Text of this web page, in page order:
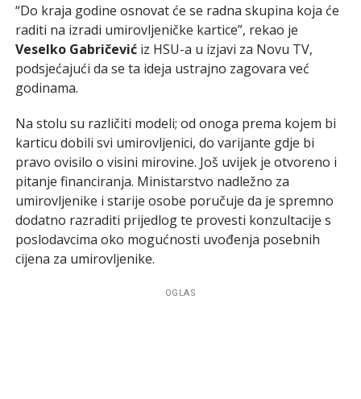
“Do kraja godine osnovat će se radna skupina koja će
raditi na izradi umirovljeničke kartice”, rekao je
Veselko Gabričevićiz HSU-a u izjavi za Novu TV,
podsjećajući da se ta ideja ustrajno zagovara već
godinama.
Na stolu su različiti modeli; od onoga prema kojem bi
karticu dobili svi umirovljenici, do varijante gdje bi
pravo ovisilo o visini mirovine. Još uvijek je otvoreno i
pitanje financiranja. Ministarstvo nadležno za
umirovljenike i starije osobe poručuje da je spremno
dodatno razraditi prijedlog te provesti konzultacije s
poslodavcima oko mogućnosti uvođenja posebnih
cijena za umirovljenike.
OGLAS